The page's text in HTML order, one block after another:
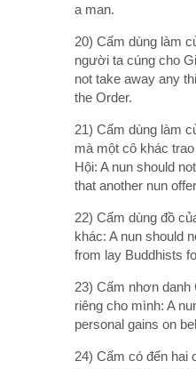
a man.
20) Cấm dùng làm
người ta cúng cho
not take away any
the Order.
21) Cấm dùng làm
mà một cô khác
Hội: A nun should
that another nun
22) Cấm dùng đồ
khác: A nun should
from lay Buddhists
23) Cấm nhơn
riêng cho mình: A
personal gains on
24) Cấm có đến hai